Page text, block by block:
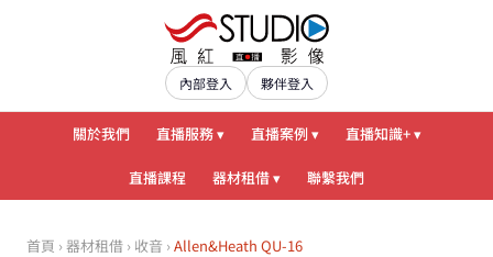
內部登入 夥伴登入
關於我們 直播服務 ▾ 直播案例 ▾ 直播知識+ ▾
直播課程 器材租借 ▾ 聯繫我們
首頁 ›器材租借 › 收音 ›Allen&Heath QU-16